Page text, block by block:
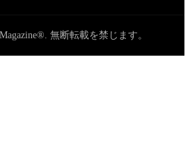
無断転載を禁じます。